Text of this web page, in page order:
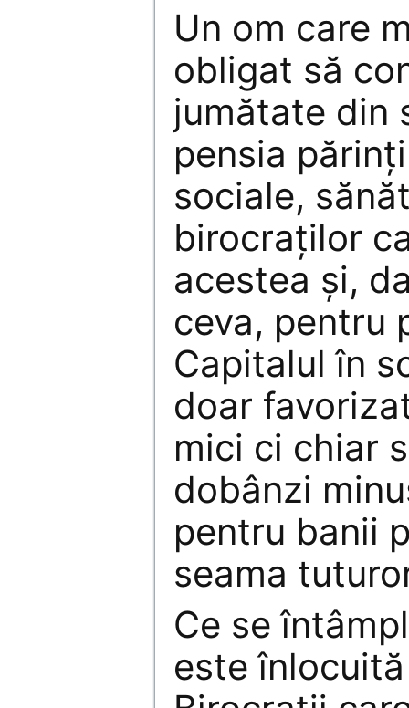
Un om care
obligat să
jumătate din
pensia
sociale,
birocraţilor
acestea şi,
ceva, pentru
Capitalul în
doar
mici ci chiar
dobânzi
pentru banii
seama
Ce se
este înlocuită